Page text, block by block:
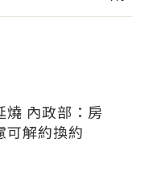
燒 內政部：房
可解約換約